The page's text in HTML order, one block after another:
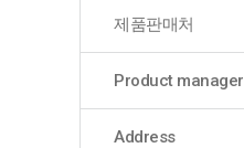
제품판매처
Product manager
Address